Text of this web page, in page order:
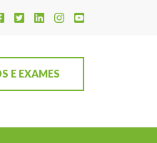
E EXAMES